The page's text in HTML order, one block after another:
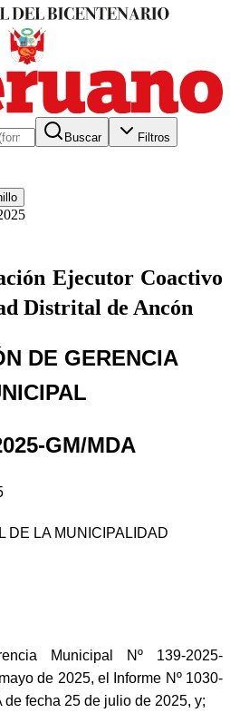
Buscar Filtros
Ejecutor Coactivo
Distrital de Ancón
DE GERENCIA
GM/MDA
DE LA MUNICIPALIDAD
Municipal Nº 139-2025-
de 2025, el Informe Nº 1030-
fecha 25 de julio de 2025, y;